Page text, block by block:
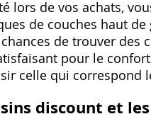
lors de vos achats‚
de couches haut
de trouver des
pour le
celle qui correspond
discount et